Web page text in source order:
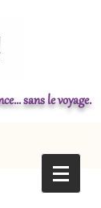
sans le voyage.